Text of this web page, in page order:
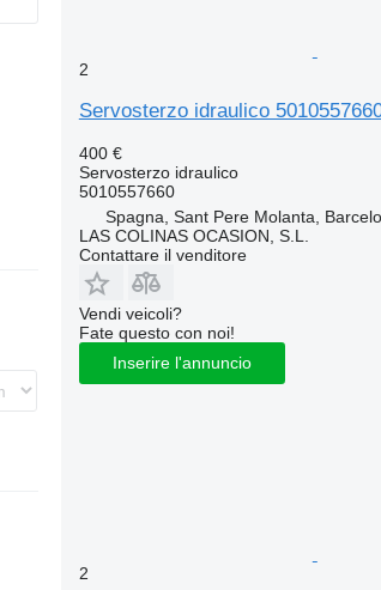
2
Servosterzo idraulico
400 €
Servosterzo idraulico
5010557660
Spagna, Sant Pere Molanta,
LAS COLINAS OCASION, S.L.
Contattare il venditore
Vendi veicoli?
Fate questo con noi!
Inserire l'annuncio
2